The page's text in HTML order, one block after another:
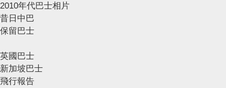
2010年代巴士相片
昔日中巴
保留巴士
英國巴士
新加坡巴士
飛行報告